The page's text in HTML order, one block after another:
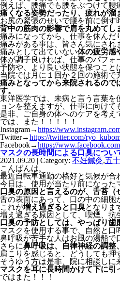
例えば、腰痛でも腰をぶつけて
痛くなる姿勢だったり、疲れが溜
お尻の緊張のせいで腰を前に倒す
背中の筋肉の影響で肩を丸めてし
痛みになってから、仕事を休んだ
痛みがある事は、皆さん気にされ
痛みとして出ていない体の疲労感
体が調子良ければ、仕事のパフォ
予防や、より良い状態を保つこと
当院では月に１回か２回の施術で
痛みとなってから来院されるので
す。
東洋医学では、未病と言う言葉
ョンを整えますが、仕事に向けて
是非、ご自身の体へのケアを考え
では、また！！！！！
Instagram→https://
Twitter→https://twitter.com/
Facebook→https://
マスクの長時間による口臭につい
2021.09.20 | Category: 不妊鍼灸,五
こんばんは。
最近自転車通勤の格好と気候が合
今日は、使用が当たり前になった
口臭の原因と言えるのが、舌苔（
舌の表面にあって、口の中の細胞
これが増え過ぎると口臭となりま
増え過ぎる原因として、喫煙、抗
口臭の予防としては、やっぱり歯
マスクを使用する事で、自然と口
鼻呼吸が苦手な人はお風の湯船で
さらに鼻呼吸は、自律神経の調整
肩こりを感じると、どうしても押
そうゆう方は是非、院に相談しに
マスクを耳に長時間かけて下に引
ではまた！！！